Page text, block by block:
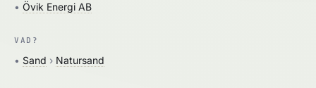
• Övik Energi AB
VAD?
• Sand › Natursand